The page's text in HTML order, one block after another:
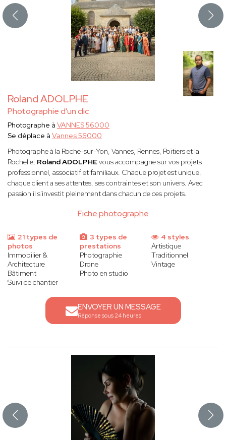
Roland ADOLPHE
Photographie d'un clic
Fiche photographe
Photographe à VANNES 56000
Se déplace à Vannes 56000
Photographe à la Roche-sur-Yon, Vannes, Rennes, Poitiers et la
Rochelle, Roland ADOLPHEvous accompagne sur vos projets
professionnel, associatif et familiaux. Chaque projet est unique,
chaque client a ses attentes, ses contraintes et son univers. Avec
passion il s'investit pleinement dans chacun de ces projets.
21 types de
photos
Immobilier &
Architecture
Bâtiment
Suivi de chantier
3 types de
prestations
Photographie
Drone
Photo en studio
4 styles
Artistique
Traditionnel
Vintage
ENVOYER UN MESSAGE
Réponse sous 24 heures